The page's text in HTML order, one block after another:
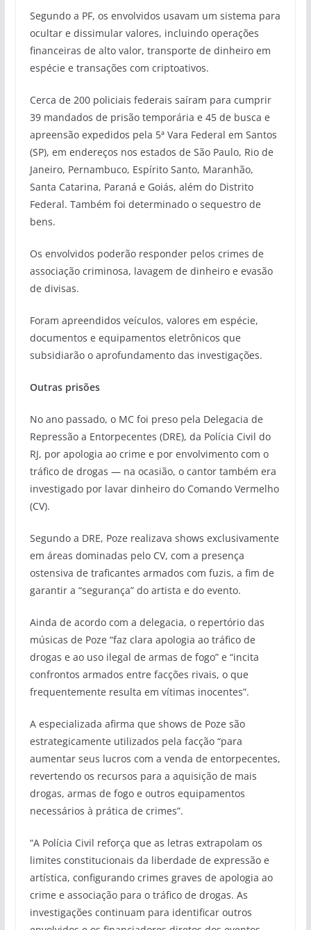
Segundo a PF, os envolvidos usavam um sistema para
ocultar e dissimular valores, incluindo operações
financeiras de alto valor, transporte de dinheiro em
espécie e transações com criptoativos.
Cerca de 200 policiais federais saíram para cumprir
39 mandados de prisão temporária e 45 de busca e
apreensão expedidos pela 5ª Vara Federal em Santos
(SP), em endereços nos estados de São Paulo, Rio de
Janeiro, Pernambuco, Espírito Santo, Maranhão,
Santa Catarina, Paraná e Goiás, além do Distrito
Federal. Também foi determinado o sequestro de
bens.
Os envolvidos poderão responder pelos crimes de
associação criminosa, lavagem de dinheiro e evasão
de divisas.
Foram apreendidos veículos, valores em espécie,
documentos e equipamentos eletrônicos que
subsidiarão o aprofundamento das investigações.
Outras prisões
No ano passado, o MC foi preso pela Delegacia de
Repressão a Entorpecentes (DRE), da Polícia Civil do
RJ, por apologia ao crime e por envolvimento com o
tráfico de drogas — na ocasião, o cantor também era
investigado por lavar dinheiro do Comando Vermelho
(CV).
Segundo a DRE, Poze realizava shows exclusivamente
em áreas dominadas pelo CV, com a presença
ostensiva de traficantes armados com fuzis, a fim de
garantir a “segurança” do artista e do evento.
Ainda de acordo com a delegacia, o repertório das
músicas de Poze “faz clara apologia ao tráfico de
drogas e ao uso ilegal de armas de fogo” e “incita
confrontos armados entre facções rivais, o que
frequentemente resulta em vítimas inocentes”.
A especializada afirma que shows de Poze são
estrategicamente utilizados pela facção “para
aumentar seus lucros com a venda de entorpecentes,
revertendo os recursos para a aquisição de mais
drogas, armas de fogo e outros equipamentos
necessários à prática de crimes”.
“A Polícia Civil reforça que as letras extrapolam os
limites constitucionais da liberdade de expressão e
artística, configurando crimes graves de apologia ao
crime e associação para o tráfico de drogas. As
investigações continuam para identificar outros